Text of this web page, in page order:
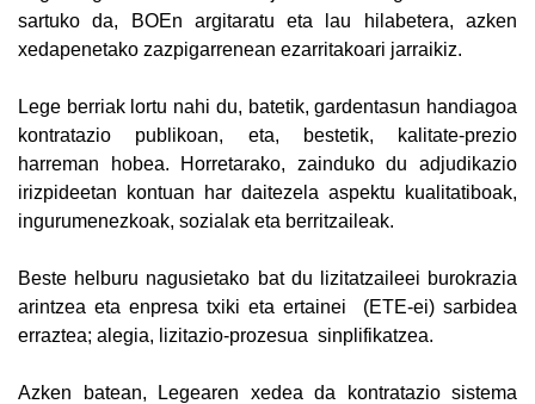
sartuko da, BOEn argitaratu eta lau hilabetera, azken
xedapenetako zazpigarrenean ezarritakoari jarraikiz.
Lege berriak lortu nahi du, batetik, gardentasun handiagoa
kontratazio publikoan, eta, bestetik, kalitate-prezio
harreman hobea. Horretarako, zainduko du adjudikazio
irizpideetan kontuan har daitezela aspektu kualitatiboak,
ingurumenezkoak, sozialak eta berritzaileak.
Beste helburu nagusietako bat du lizitatzaileei burokrazia
arintzea eta enpresa txiki eta ertainei (ETE-ei) sarbidea
erraztea; alegia, lizitazio-prozesua sinplifikatzea.
Azken batean, Legearen xedea da kontratazio sistema